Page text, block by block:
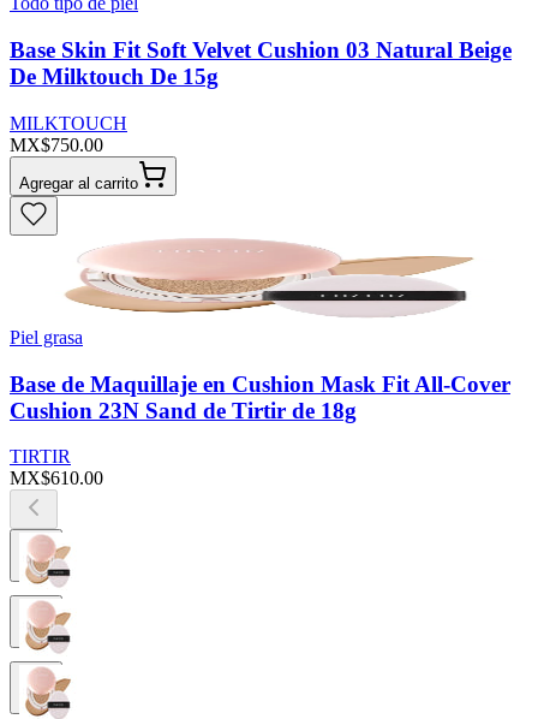
Base Skin Fit Soft Velvet Cushion 03 Natural Beige
De Milktouch De 15g
MILKTOUCH
MX$750.00
Agregar al carrito
Piel grasa
Base de Maquillaje en Cushion Mask Fit All-Cover
Cushion 23N Sand de Tirtir de 18g
TIRTIR
MX$610.00